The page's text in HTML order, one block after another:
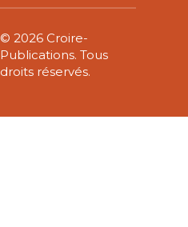
© 2026 Croire-
Publications. Tous
droits réservés.